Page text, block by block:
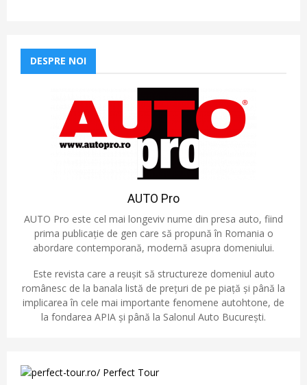
DESPRE NOI
AUTO Pro
AUTO Pro este cel mai longeviv nume din presa auto, fiind
prima publicație de gen care să propună în Romania o
abordare contemporană, modernă asupra domeniului.
Este revista care a reușit să structureze domeniul auto
românesc de la banala listă de prețuri de pe piață și până la
implicarea în cele mai importante fenomene autohtone, de
la fondarea APIA și până la Salonul Auto București.